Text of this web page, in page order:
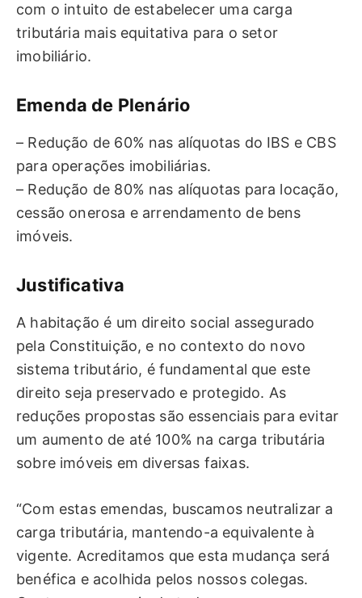
com o intuito de estabelecer uma carga
tributária mais equitativa para o setor
imobiliário.
Emenda de Plenário
– Redução de 60% nas alíquotas do IBS e CBS
para operações imobiliárias.
– Redução de 80% nas alíquotas para locação,
cessão onerosa e arrendamento de bens
imóveis.
Justificativa
A habitação é um direito social assegurado
pela Constituição, e no contexto do novo
sistema tributário, é fundamental que este
direito seja preservado e protegido. As
reduções propostas são essenciais para evitar
um aumento de até 100% na carga tributária
sobre imóveis em diversas faixas.
“Com estas emendas, buscamos neutralizar a
carga tributária, mantendo-a equivalente à
vigente. Acreditamos que esta mudança será
benéfica e acolhida pelos nossos colegas.